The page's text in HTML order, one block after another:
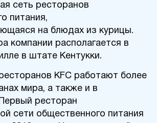
сеть ресторанов
питания,
на блюдах из курицы.
компании располагается в
в штате Кентукки.
KFC работают более
мира, а также и в
ресторан
сети общественного питания